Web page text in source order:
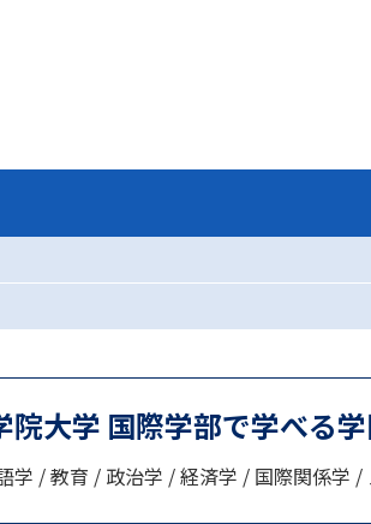
新学年スター
オープン
院大学 国際学部で学べる
学 / 教育 / 政治学 / 経済学 / 国際関係学 /